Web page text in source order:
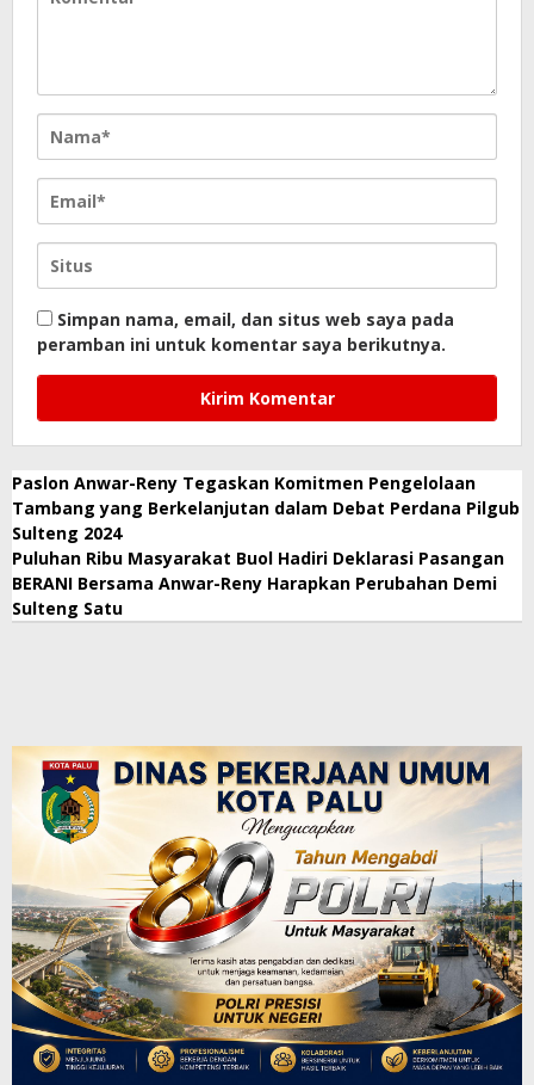
Simpan nama, email, dan situs web saya pada
peramban ini untuk komentar saya berikutnya.
Paslon Anwar-Reny Tegaskan Komitmen Pengelolaan
Tambang yang Berkelanjutan dalam Debat Perdana Pilgub
Sulteng 2024
Puluhan Ribu Masyarakat Buol Hadiri Deklarasi Pasangan
BERANI Bersama Anwar-Reny Harapkan Perubahan Demi
Sulteng Satu